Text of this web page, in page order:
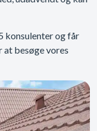
konsulenter og får
at besøge vores